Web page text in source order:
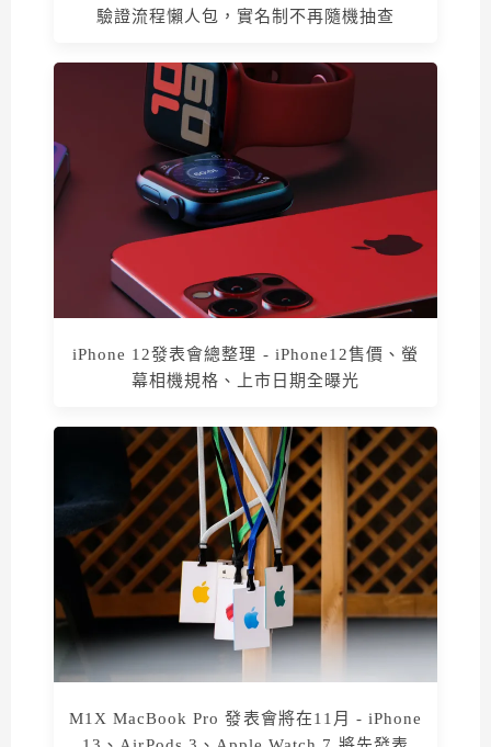
驗證流程懶人包，實名制不再隨機抽查
iPhone 12發表會總整理 - iPhone12售價、螢
幕相機規格、上市日期全曝光
M1X MacBook Pro 發表會將在11月 - iPhone